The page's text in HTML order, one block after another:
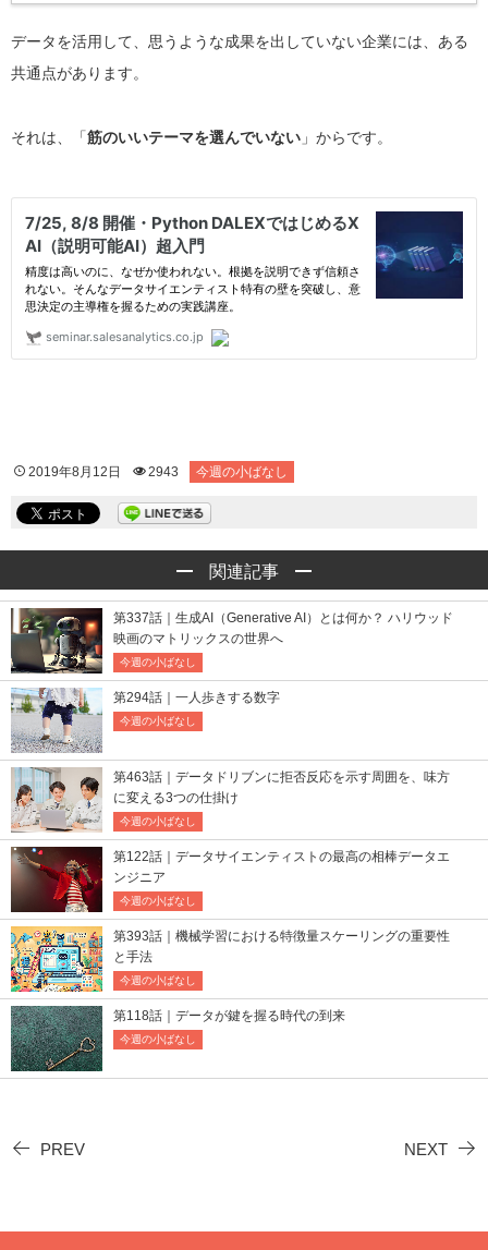
データを活用して、思うような成果を出していない企業には、ある
共通点があります。
それは、「筋のいいテーマを選んでいない 」からです。
2019年8月12日 2943 今週の小ばなし
関連記事
第337話｜生成AI（Generative AI）とは何か？ ハリウッド
映画のマトリックスの世界へ
今週の小ばなし
第294話｜一人歩きする数字
今週の小ばなし
第463話｜データドリブンに拒否反応を示す周囲を、味方
に変える3つの仕掛け
今週の小ばなし
第122話｜データサイエンティストの最高の相棒データエ
ンジニア
今週の小ばなし
第393話｜機械学習における特徴量スケーリングの重要性
と手法
今週の小ばなし
第118話｜データが鍵を握る時代の到来
今週の小ばなし
PREV NEXT